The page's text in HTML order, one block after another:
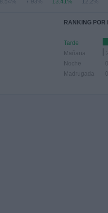
8.54% 7.93% 13.41% 12.2%
RANKING
Tarde
Mañana
Noche
Madrugada